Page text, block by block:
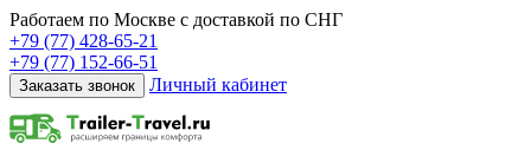
Работаем по Москве с доставкой по СНГ
+79 (77) 428-65-21
+79 (77) 152-66-51
Заказать звонок Личный кабинет